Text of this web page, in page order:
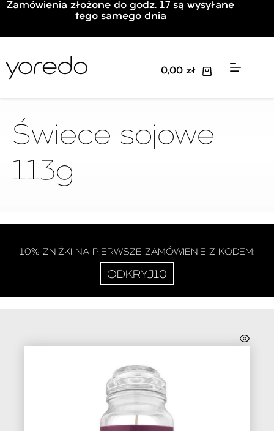
Zamówienia złożone do godz. 17 są wysyłane
tego samego dnia
0,00zł
Świece sojowe
113g
10% ZNIŻKI NA PIERWSZE ZAMÓWIENIE Z KODEM:
ODKRYJ10